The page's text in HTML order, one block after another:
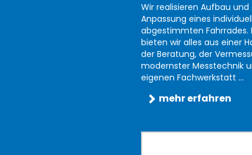
Wir realisieren Aufbau und
Anpassung eines
abgestimmten Fahrrades.
bieten wir alles aus einer
der Beratung, der
modernster Messtechnik
eigenen Fachwerkstatt ...
mehr erfahren